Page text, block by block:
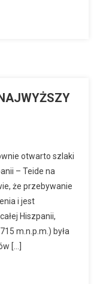
otwarto szlaki
– Teide na
że przebywanie
i jest
Hiszpanii,
m.n.p.m.) była
[…]